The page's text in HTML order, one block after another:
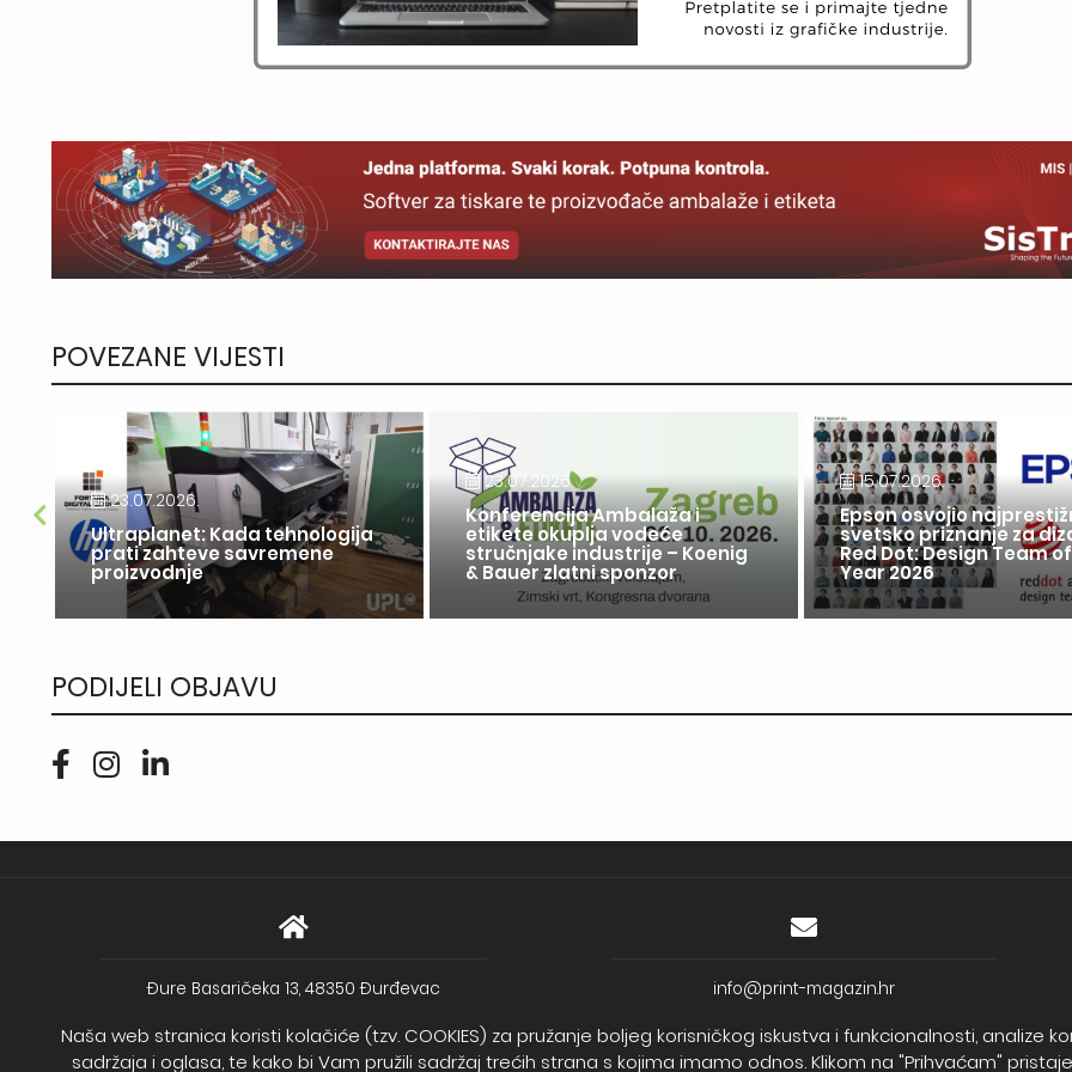
POVEZANE VIJESTI
23.07.2026.
Ultraplanet: Kada tehnologija
prati zahteve savremene
proizvodnje
23.07.2026.
Konferencija Ambalaža i
etikete okuplja vodeće
stručnjake industrije – Koenig
& Bauer zlatni sponzor
15.07.2026.
Epson osvojio
svetsko priznanje za
Red Dot: Design Team
Year 2026
PODIJELI OBJAVU
Đure Basaričeka 13, 48350 Đurđevac
Print i dizajn d.o.o.
Stjepana Radića 15a, 48361 Kalinovac
info@print-magazin.hr
OIB: 77500760577
Trgovački sud u Varaždinu
Naša web stranica koristi kolačiće (tzv. COOKIES) za pružanje boljeg korisničkog iskustva i funkcionalnosti, analize
sadržaja i oglasa, te kako bi Vam pružili sadržaj trećih strana s kojima imamo odnos. Klikom na "Prihvaćam"